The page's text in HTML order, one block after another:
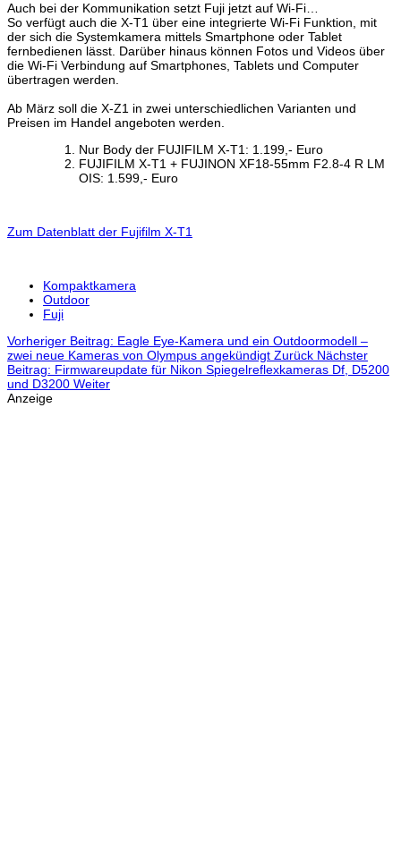
Auch bei der Kommunikation setzt Fuji jetzt auf Wi-Fi…
So verfügt auch die X-T1 über eine integrierte Wi-Fi Funktion, mit
der sich die Systemkamera mittels Smartphone oder Tablet
fernbedienen lässt. Darüber hinaus können Fotos und Videos über
die Wi-Fi Verbindung auf Smartphones, Tablets und Computer
übertragen werden.
Ab März soll die X-Z1 in zwei unterschiedlichen Varianten und
Preisen im Handel angeboten werden.
Nur Body der FUJIFILM X-T1: 1.199,- Euro
FUJIFILM X-T1 + FUJINON XF18-55mm F2.8-4 R LM
OIS: 1.599,- Euro
Zum Datenblatt der Fujifilm X-T1
Kompaktkamera
Outdoor
Fuji
Vorheriger Beitrag: Eagle Eye-Kamera und ein Outdoormodell –
zwei neue Kameras von Olympus angekündigt Zurück Nächster
Beitrag: Firmwareupdate für Nikon Spiegelreflexkameras Df, D5200
und D3200 Weiter
Anzeige